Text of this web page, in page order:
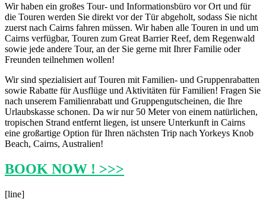
Wir haben ein großes Tour- und Informationsbüro vor Ort und für
die Touren werden Sie direkt vor der Tür abgeholt, sodass Sie nicht
zuerst nach Cairns fahren müssen. Wir haben alle Touren in und um
Cairns verfügbar, Touren zum Great Barrier Reef, dem Regenwald
sowie jede andere Tour, an der Sie gerne mit Ihrer Familie oder
Freunden teilnehmen wollen!
Wir sind spezialisiert auf Touren mit Familien- und Gruppenrabatten
sowie Rabatte für Ausflüge und Aktivitäten für Familien! Fragen Sie
nach unserem Familienrabatt und Gruppengutscheinen, die Ihre
Urlaubskasse schonen. Da wir nur 50 Meter von einem natürlichen,
tropischen Strand entfernt liegen, ist unsere Unterkunft in Cairns
eine großartige Option für Ihren nächsten Trip nach Yorkeys Knob
Beach, Cairns, Australien!
BOOK NOW ! >>>
[line]